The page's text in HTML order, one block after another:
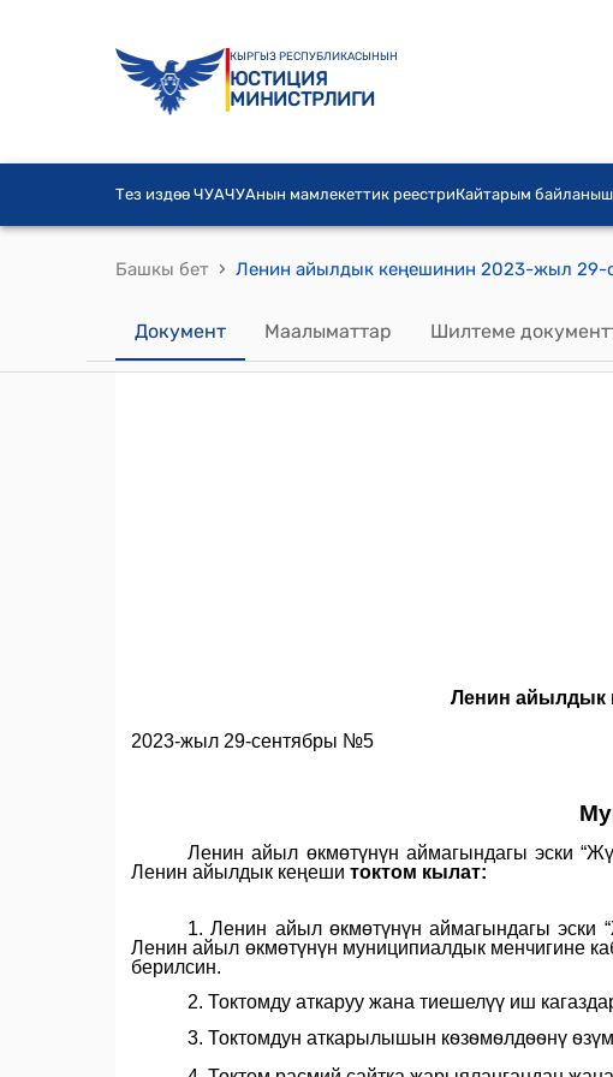
КЫРГЫЗ РЕСПУБЛИКАСЫНЫН
ЮСТИЦИЯ
МИНИСТРЛИГИ
Тез издөө ЧУАЧУАнын мамлекеттик реестриКайтарым байланыш
Башкы бет ›
Документ Маалыматтар Шилтеме